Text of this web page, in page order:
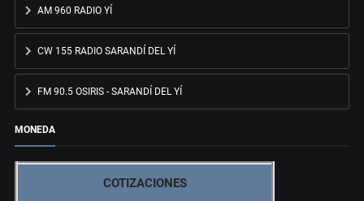
AM 960 RADIO YÍ
CW 155 RADIO SARANDÍ DEL YÍ
FM 90.5 OSIRIS - SARANDÍ DEL YÍ
MONEDA
COTIZACIONES